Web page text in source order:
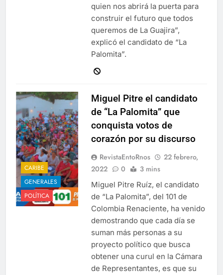
quien nos abrirá la puerta para
construir el futuro que todos
queremos de La Guajira”,
explicó el candidato de “La
Palomita”.
CARIBE
GENERALES
POLÍTICA
Miguel Pitre el candidato
de “La Palomita” que
conquista votos de
corazón por su discurso
RevistaEntoRnos
22 febrero,
2022
0 3 mins
Miguel Pitre Ruíz, el candidato
de “La Palomita”, del 101 de
Colombia Renaciente, ha venido
demostrando que cada día se
suman más personas a su
proyecto político que busca
obtener una curul en la Cámara
de Representantes, es que su